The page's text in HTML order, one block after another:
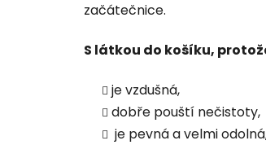
začátečnice.
S látkou do košíku,
je vzdušná,
dobře pouští nečistoty,
je pevná a velmi